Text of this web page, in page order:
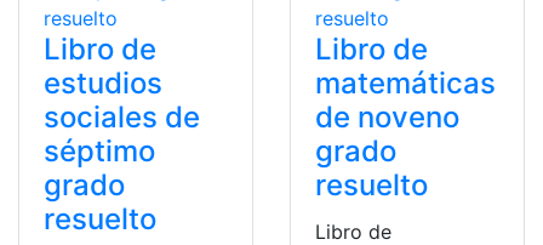
Libro de
estudios
sociales de
séptimo
grado
resuelto
Libro de
matemáticas
de noveno
grado
resuelto
Libro de